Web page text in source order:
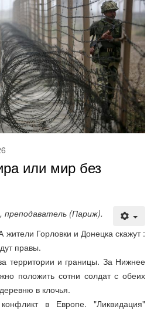
или мир без
преподаватель (Париж).
жители Горловки и Донецка скажут :
правы.
территории и границы. За Нижнее
положить сотни солдат с обеих
в клочья.
в Европе. "Ликвидация"